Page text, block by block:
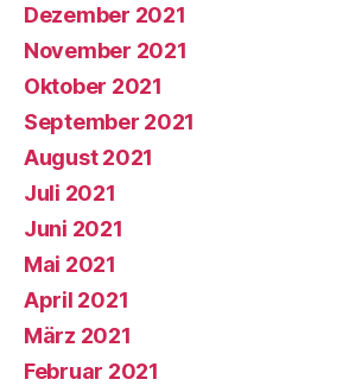
Dezember 2021
November 2021
Oktober 2021
September 2021
August 2021
Juli 2021
Juni 2021
Mai 2021
April 2021
März 2021
Februar 2021